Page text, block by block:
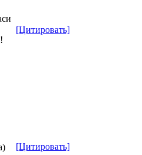
[Цитировать]
[Цитировать]